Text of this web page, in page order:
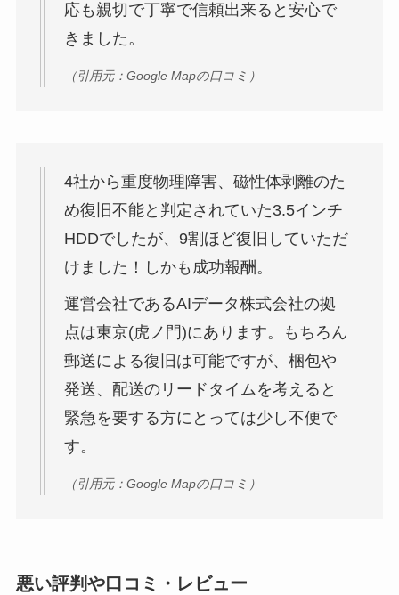
応も親切で丁寧で信頼出来ると安心で
きました。
（引用元：Google Mapの口コミ）
4社から重度物理障害、磁性体剥離のた
め復旧不能と判定されていた3.5インチ
HDDでしたが、9割ほど復旧していただ
けました！しかも成功報酬。
運営会社であるAIデータ株式会社の拠
点は東京(虎ノ門)にあります。もちろん
郵送による復旧は可能ですが、梱包や
発送、配送のリードタイムを考えると
緊急を要する方にとっては少し不便で
す。
（引用元：Google Mapの口コミ）
悪い評判や口コミ・レビュー